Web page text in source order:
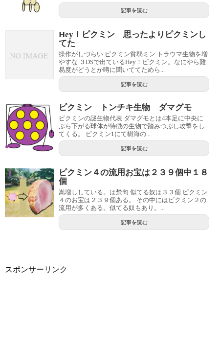
記事を読む
Hey！ピクミン 思ったよりピクミンし
てた
操作がしづらい ピクミン貧弱ミン トラウマ生物を増
やすな ３DSで出ているHey！ピクミン。なにやら難
易度がどうとか噂に聞いててためら...
記事を読む
ピクミン トンチキ生物 ダマグモ
ピクミンの謎生物代表 ダマグモとは4本足に中央に
ぶら下がる球体が特徴の生物で踏みつぶし攻撃をし
てくる。 ピクミン1にて樹海の...
記事を読む
ピクミン４の流用お宝は２３９個中１８
個
嵩増ししている。は禁句 似てる奴は３３個 ピクミン
４のお宝は２３９個ある。 その中にはピクミン２の
流用が多くある。似てる奴もあり。...
記事を読む
スポンサーリンク